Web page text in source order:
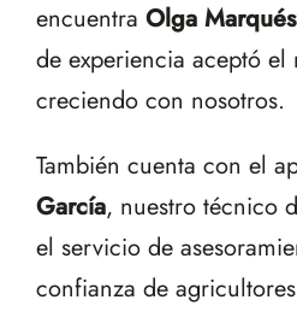
encuentra Olga Marqués
de experiencia aceptó el
creciendo con nosotros.
También cuenta con el
García, nuestro técnico
el servicio de
confianza de